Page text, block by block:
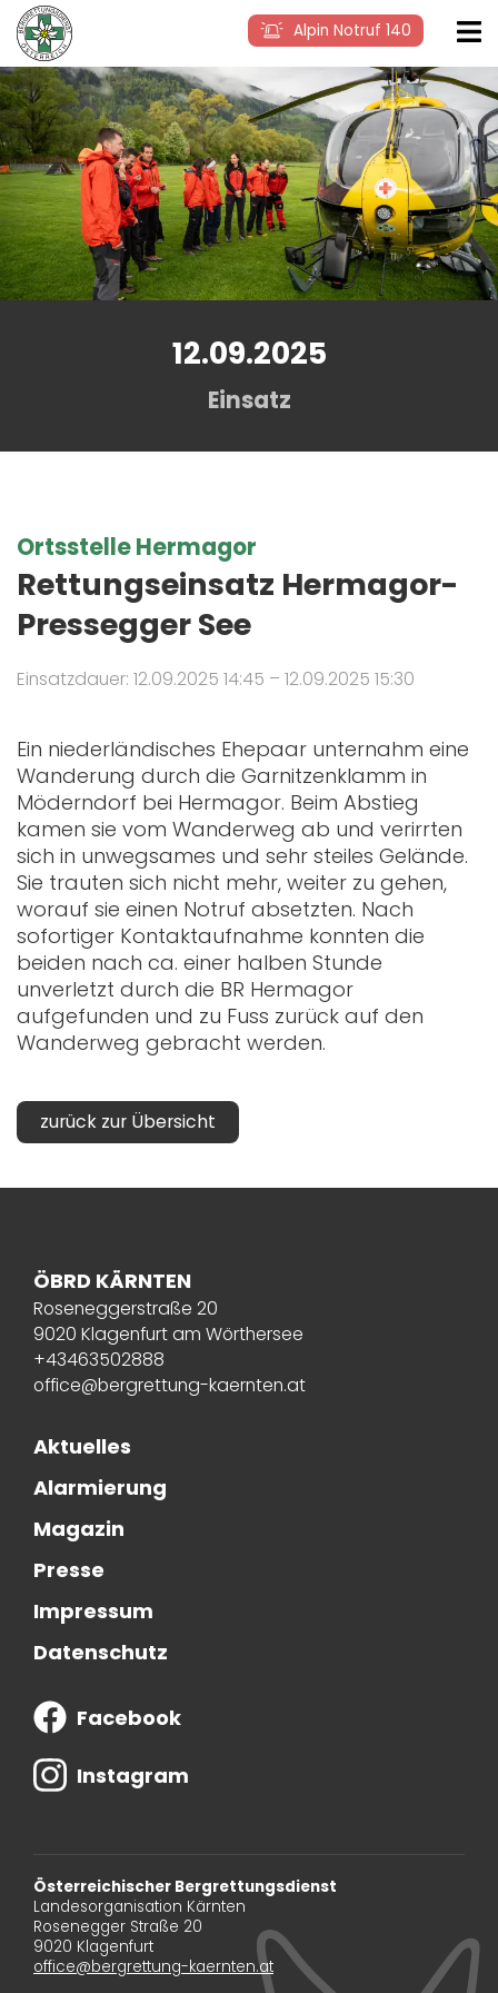
Alpin Notruf 140
12.09.2025
Einsatz
Ortsstelle Hermagor
Rettungseinsatz Hermagor-
Pressegger See
Einsatzdauer: 12.09.2025 14:45 – 12.09.2025 15:30
Ein niederländisches Ehepaar unternahm eine
Wanderung durch die Garnitzenklamm in
Möderndorf bei Hermagor. Beim Abstieg
kamen sie vom Wanderweg ab und verirrten
sich in unwegsames und sehr steiles Gelände.
Sie trauten sich nicht mehr, weiter zu gehen,
worauf sie einen Notruf absetzten. Nach
sofortiger Kontaktaufnahme konnten die
beiden nach ca. einer halben Stunde
unverletzt durch die BR Hermagor
aufgefunden und zu Fuss zurück auf den
Wanderweg gebracht werden.
zurück zur Übersicht
ÖBRD KÄRNTEN
Roseneggerstraße 20
9020 Klagenfurt am Wörthersee
+43463502888
office@bergrettung-kaernten.at
Aktuelles
Alarmierung
Magazin
Presse
Impressum
Datenschutz
Facebook
Instagram
Österreichischer Bergrettungsdienst
Landesorganisation Kärnten
Rosenegger Straße 20
9020 Klagenfurt
office@bergrettung-kaernten.at